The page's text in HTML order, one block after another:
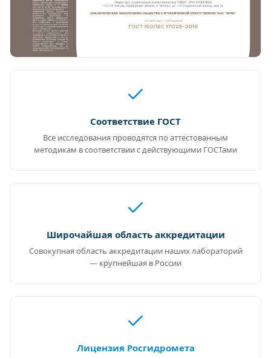
Соответствие ГОСТ
Все исследования проводятся по аттестованным
методикам в соответствии с действующими ГОСТами
Широчайшая область аккредитации
Совокупная область аккредитации наших лабораторий
— крупнейшая в России
Лицензия Росгидромета